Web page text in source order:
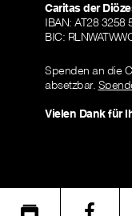
Caritas der
IBAN: AT28 3258
BIC:
Spenden an die
absetzbar.
Vielen Dank für